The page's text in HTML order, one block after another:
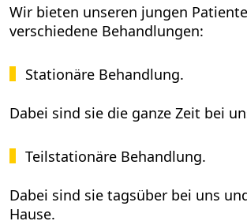
Wir bieten unseren jungen
verschiedene Behandlungen:
Stationäre Behandlung.
Dabei sind sie die ganze Zeit bei
Teilstationäre Behandlung.
Dabei sind sie tagsüber bei uns
Hause.